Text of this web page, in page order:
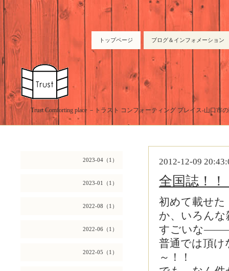
トップページ ブログ＆インフォメーション
Trust Comforting place －トラスト コンフォーティング プレイス-山口市
2023-04（1）
2023-01（1）
2022-08（1）
2022-06（1）
2022-05（1）
2012-12-09
全国誌！
初めて載せた
か、いろん
すごいな
普通では頂
～！！